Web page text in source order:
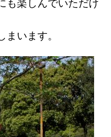
も楽しんでいただけ
います。